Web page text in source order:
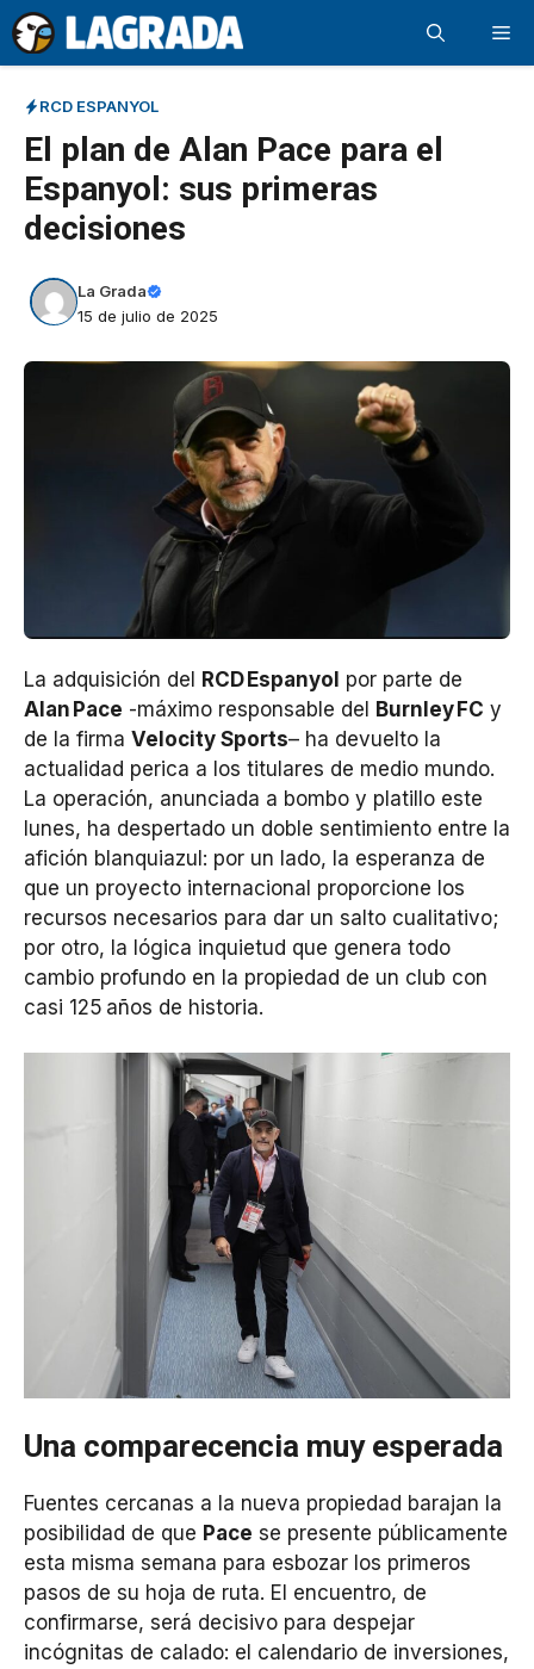
Saltar
al
contenido
RCD ESPANYOL
El plan de Alan Pace para el
Espanyol: sus primeras
decisiones
La Grada
15 de julio de 2025
La adquisición del RCDEspanyol por parte de
Alan Pace -máximo responsable del BurnleyFC y
de la firma Velocity Sports– ha devuelto la
actualidad perica a los titulares de medio mundo.
La operación, anunciada a bombo y platillo este
lunes, ha despertado un doble sentimiento entre la
afición blanquiazul: por un lado, la esperanza de
que un proyecto internacional proporcione los
recursos necesarios para dar un salto cualitativo;
por otro, la lógica inquietud que genera todo
cambio profundo en la propiedad de un club con
casi 125 años de historia.
Una comparecencia muy esperada
Fuentes cercanas a la nueva propiedad barajan la
posibilidad de que Pace se presente públicamente
esta misma semana para esbozar los primeros
pasos de su hoja de ruta. El encuentro, de
confirmarse, será decisivo para despejar
incógnitas de calado: el calendario de inversiones,